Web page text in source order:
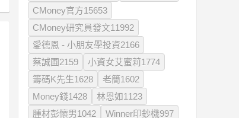
CMoney官方15653
CMoney研究員發文11992
愛德恩 - 小朋友學投資2166
蔡誠圃2159
小資女艾蜜莉1774
籌碼K先生1628
老簡1602
Money錢1428
林恩如1123
腫材彭懷男1042
Winner印鈔機997